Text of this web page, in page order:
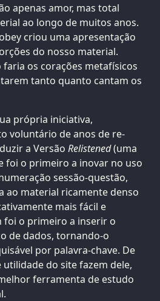
apenas amor, mas total
ao longo de muitos anos.
criou uma apresentação
do nosso material.
os corações metafísicos
tanto quanto cantam os
própria iniciativa,
voluntário de anos de re-
a Versão Relistened(uma
foi o primeiro a inovar no uso
sessão-questão,
ao material ricamente denso
mais fácil e
foi o primeiro a inserir o
de dados, tornando-o
por palavra-chave. De
do site fazem dele,
ferramenta de estudo